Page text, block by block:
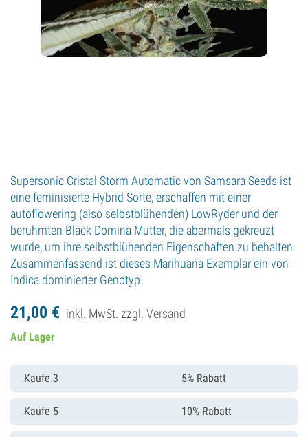
Supersonic Cristal Storm Automatic von Samsara Seeds ist
eine feminisierte Hybrid Sorte, erschaffen mit einer
autoflowering (also selbstblühenden) LowRyder und der
berühmten Black Domina Mutter, die abermals gekreuzt
wurde, um ihre selbstblühenden Eigenschaften zu behalten.
Zusammenfassend ist dieses Marihuana Exemplar ein von
Indica dominierter Genotyp.
21,00 € inkl. MwSt. zzgl. Versand
Auf Lager
Kaufe 3 5% Rabatt
Kaufe 5 10% Rabatt